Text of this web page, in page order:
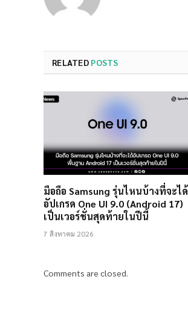
RELATED POSTS
มือถือ Samsung รุ่นไหนบ้างที่จะได้
อัปเกรด One UI 9.0 (Android 17)
เป็นเวอร์ชั่นสุดท้ายในปีนี้
7 สิงหาคม 2026
Comments are closed.